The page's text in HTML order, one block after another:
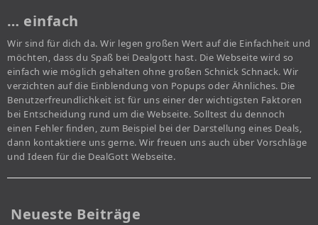
… einfach
Wir sind für dich da. Wir legen großen Wert auf die Einfachheit und
möchten, dass du Spaß bei Dealgott hast. Die Webseite wird so
einfach wie möglich gehalten ohne großen Schnick Schnack. Wir
verzichten auf die Einblendung von Popups oder Ähnliches. Die
Benutzerfreundlichkeit ist für uns einer der wichtigsten Faktoren
bei Entscheidung rund um die Webseite. Solltest du dennoch
einen Fehler finden, zum Beispiel bei der Darstellung eines Deals,
dann kontaktiere uns gerne. Wir freuen uns auch über Vorschläge
und Ideen für die DealGott Webseite.
Neueste Beiträge